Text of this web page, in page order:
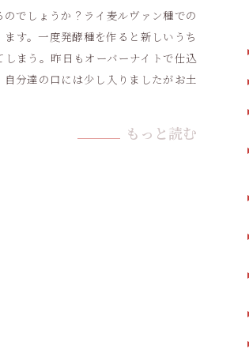
のでしょうか？ライ麦ルヴァン種での
す。一度発酵種を作ると新しいうち
しまう。昨日もオーバーナイトで仕込
分達の口には少し入りましたがお土
もっと読む